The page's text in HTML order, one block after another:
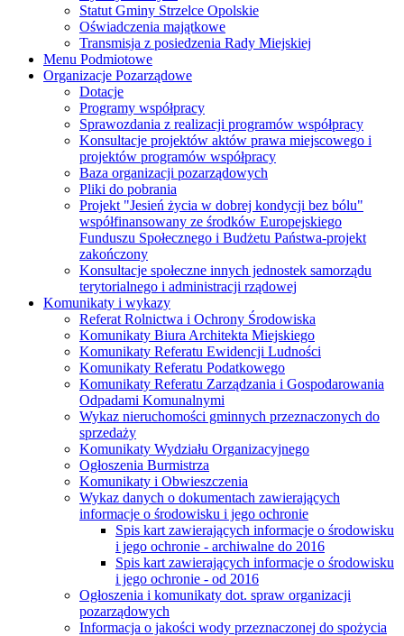
Statut Gminy Strzelce Opolskie
Oświadczenia majątkowe
Transmisja z posiedzenia Rady Miejskiej
Menu Podmiotowe
Organizacje Pozarządowe
Dotacje
Programy współpracy
Sprawozdania z realizacji programów współpracy
Konsultacje projektów aktów prawa miejscowego i
projektów programów współpracy
Baza organizacji pozarządowych
Pliki do pobrania
Projekt "Jesień życia w dobrej kondycji bez bólu"
współfinansowany ze środków Europejskiego
Funduszu Społecznego i Budżetu Państwa-projekt
zakończony
Konsultacje społeczne innych jednostek samorządu
terytorialnego i administracji rządowej
Komunikaty i wykazy
Referat Rolnictwa i Ochrony Środowiska
Komunikaty Biura Architekta Miejskiego
Komunikaty Referatu Ewidencji Ludności
Komunikaty Referatu Podatkowego
Komunikaty Referatu Zarządzania i Gospodarowania
Odpadami Komunalnymi
Wykaz nieruchomości gminnych przeznaczonych do
sprzedaży
Komunikaty Wydziału Organizacyjnego
Ogłoszenia Burmistrza
Komunikaty i Obwieszczenia
Wykaz danych o dokumentach zawierających
informacje o środowisku i jego ochronie
Spis kart zawierających informacje o środowisku
i jego ochronie - archiwalne do 2016
Spis kart zawierających informacje o środowisku
i jego ochronie - od 2016
Ogłoszenia i komunikaty dot. spraw organizacji
pozarządowych
Informacja o jakości wody przeznaczonej do spożycia